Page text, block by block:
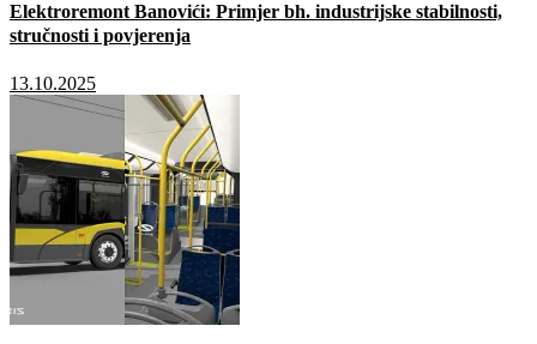
Elektroremont Banovići: Primjer bh. industrijske stabilnosti,
stručnosti i povjerenja
13.10.2025